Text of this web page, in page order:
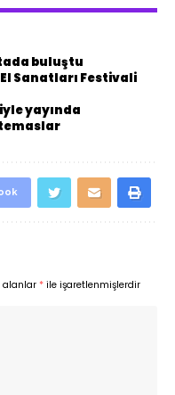
buluştu
Sanatları Festivali
yayında
temaslar
alanlar* ile işaretlenmişlerdir